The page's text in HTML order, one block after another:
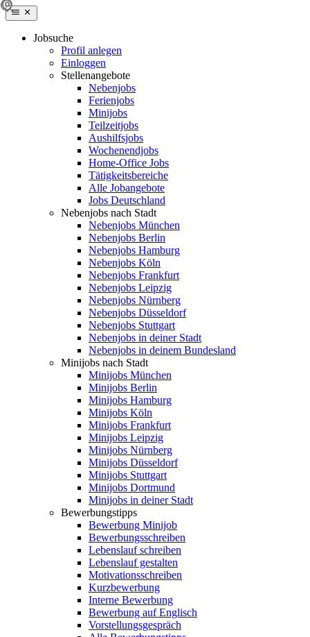
Jobsuche
Profil anlegen
Einloggen
Stellenangebote
Nebenjobs
Ferienjobs
Minijobs
Teilzeitjobs
Aushilfsjobs
Wochenendjobs
Home-Office Jobs
Tätigkeitsbereiche
Alle Jobangebote
Jobs Deutschland
Nebenjobs nach Stadt
Nebenjobs München
Nebenjobs Berlin
Nebenjobs Hamburg
Nebenjobs Köln
Nebenjobs Frankfurt
Nebenjobs Leipzig
Nebenjobs Nürnberg
Nebenjobs Düsseldorf
Nebenjobs Stuttgart
Nebenjobs in deiner Stadt
Nebenjobs in deinem Bundesland
Minijobs nach Stadt
Minijobs München
Minijobs Berlin
Minijobs Hamburg
Minijobs Köln
Minijobs Frankfurt
Minijobs Leipzig
Minijobs Nürnberg
Minijobs Düsseldorf
Minijobs Stuttgart
Minijobs Dortmund
Minijobs in deiner Stadt
Bewerbungstipps
Bewerbung Minijob
Bewerbungsschreiben
Lebenslauf schreiben
Lebenslauf gestalten
Motivationsschreiben
Kurzbewerbung
Interne Bewerbung
Bewerbung auf Englisch
Vorstellungsgespräch